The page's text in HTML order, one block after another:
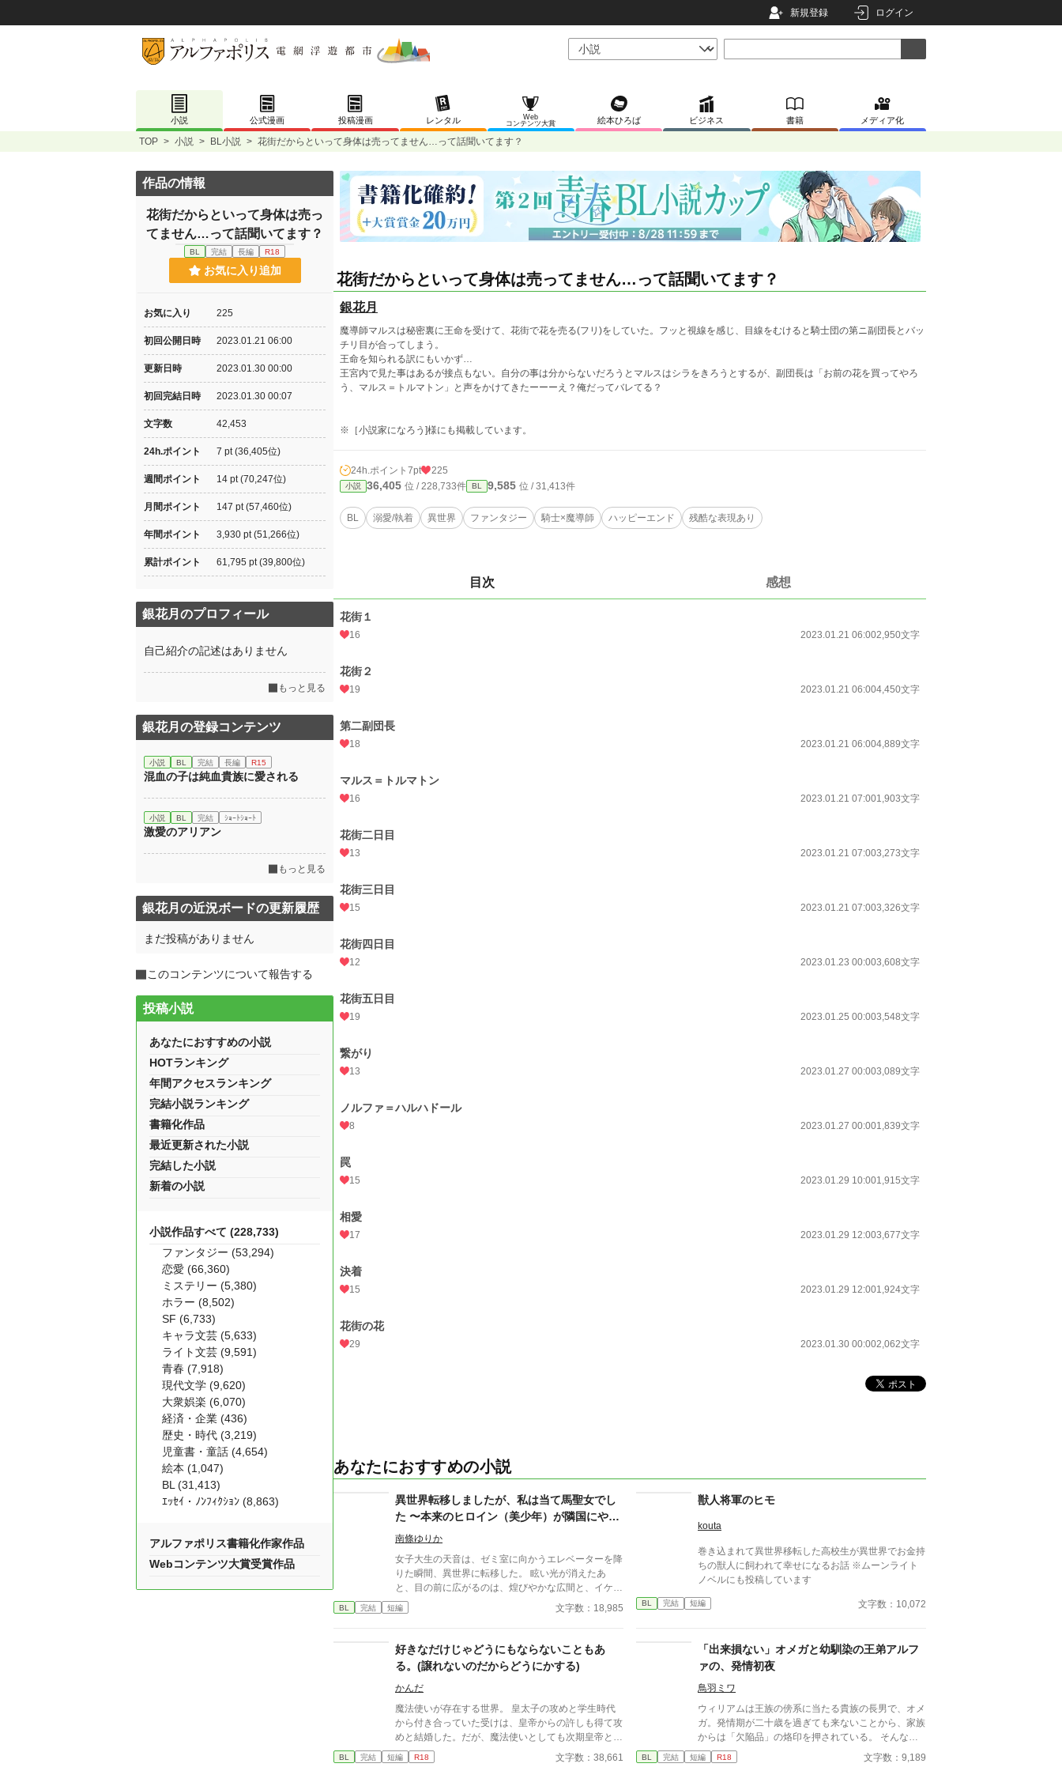
新規登録 ログイン
小説 公式漫画 投稿漫画 レンタル
Web
コンテンツ大賞
絵本ひろば ビジネス 書籍 メディア化
TOP > 小説 > BL小説 > 花街だからといって身体は売ってません…って話聞いてます？
花街だからといって身体は売ってません…って話聞いてます？
銀花月
魔導師マルスは秘密裏に王命を受けて、花街で花を売る(フリ)をしていた。フッと視線を感じ、目線をむけると騎士団の第ニ副団長とバッ
チリ目が合ってしまう。
王命を知られる訳にもいかず…
王宮内で見た事はあるが接点もない。自分の事は分からないだろうとマルスはシラをきろうとするが、副団長は「お前の花を買ってやろ
う、マルス＝トルマトン」と声をかけてきたーーーえ？俺だってバレてる？
※［小説家になろう]様にも掲載しています。
24h.ポイント 7pt 225
小説 36,405 位 / 228,733件 BL 9,585 位 / 31,413件
BL 溺愛/執着 異世界 ファンタジー 騎士×魔導師 ハッピーエンド 残酷な表現あり
目次 感想
花街１
16 2023.01.21 06:002,950文字
花街２
19 2023.01.21 06:004,450文字
第二副団長
18 2023.01.21 06:004,889文字
マルス＝トルマトン
16 2023.01.21 07:001,903文字
花街二日目
13 2023.01.21 07:003,273文字
花街三日目
15 2023.01.21 07:003,326文字
花街四日目
12 2023.01.23 00:003,608文字
花街五日目
19 2023.01.25 00:003,548文字
繋がり
13 2023.01.27 00:003,089文字
ノルファ＝ハルハドール
8 2023.01.27 00:001,839文字
罠
15 2023.01.29 10:001,915文字
相愛
17 2023.01.29 12:003,677文字
決着
15 2023.01.29 12:001,924文字
花街の花
29 2023.01.30 00:002,062文字
あなたにおすすめの小説
異世界転移しましたが、私は当て馬聖女でし
た 〜本来のヒロイン（美少年）が隣国にやっ
てきたので、物理で更地を作ります〜
南條ゆりか
女子大生の天音は、ゼミ室に向かうエレベーターを降
りた瞬間、異世界に転移した。 眩い光が消えたあ
と、目の前に広がるのは、煌びやかな広間と、イケメ
ンたち。 異世界転生、転移ものを読み漁っている天
音は、瞬時に自分に与えられた「聖女」の役割を察す
はいかないようだ。 作中、ウザイほど()書で注釈が入
ります。 コメディとして、流していただけると幸い
です。
BL 完結 短編 文字数：18,985
獣人将軍のヒモ
kouta
巻き込まれて異世界移転した高校生が異世界でお金持
ちの獣人に飼われて幸せになるお話 ※ムーンライト
ノベルにも投稿しています
BL 完結 短編 文字数：10,072
好きなだけじゃどうにもならないこともあ
る。(譲れないのだからどうにかする)
かんだ
魔法使いが存在する世界。 皇太子の攻めと学生時代
から付き合っていた受けは、皇帝からの許しも得て攻
めと結婚した。だが、魔法使いとしても次期皇帝とし
ても天才的な攻めに、後継を望む周囲は多い。 好き
なだけではどうにもならないと理解している受けは、
BL 完結 短編 R18 文字数：38,661
「出来損ない」オメガと幼馴染の王弟アルフ
ァの、発情初夜
鳥羽ミワ
ウィリアムは王族の傍系に当たる貴族の長男で、オメ
ガ。発情期が二十歳を過ぎても来ないことから、家族
からは「欠陥品」の烙印を押されている。 そんなウ
ィリアムは、政略結婚の駒として国内の有力貴族へ嫁
ぐことが決まっていた。しかしその予定が一転し、幼
BL 完結 短編 R18 文字数：9,189
作品の情報
花街だからといって身体は売っ
てません…って話聞いてます？
BL 完結 長編 R18
お気に入り追加
お気に入り 225
初回公開日時 2023.01.21 06:00
更新日時 2023.01.30 00:00
初回完結日時 2023.01.30 00:07
文字数 42,453
24h.ポイント 7 pt (36,405位)
週間ポイント 14 pt (70,247位)
月間ポイント 147 pt (57,460位)
年間ポイント 3,930 pt (51,266位)
累計ポイント 61,795 pt (39,800位)
銀花月のプロフィール
自己紹介の記述はありません
もっと見る
銀花月の登録コンテンツ
小説 BL 完結 長編 R15
混血の子は純血貴族に愛される
小説 BL 完結 ｼｮｰﾄｼｮｰﾄ
激愛のアリアン
もっと見る
銀花月の近況ボードの更新履歴
まだ投稿がありません
このコンテンツについて報告する
投稿小説
あなたにおすすめの小説
HOTランキング
年間アクセスランキング
完結小説ランキング
書籍化作品
最近更新された小説
完結した小説
新着の小説
小説作品すべて (228,733)
ファンタジー (53,294)
恋愛 (66,360)
ミステリー (5,380)
ホラー (8,502)
SF (6,733)
キャラ文芸 (5,633)
ライト文芸 (9,591)
青春 (7,918)
現代文学 (9,620)
大衆娯楽 (6,070)
経済・企業 (436)
歴史・時代 (3,219)
児童書・童話 (4,654)
絵本 (1,047)
BL (31,413)
ｴｯｾｲ・ﾉﾝﾌｨｸｼｮﾝ (8,863)
アルファポリス書籍化作家作品
Webコンテンツ大賞受賞作品